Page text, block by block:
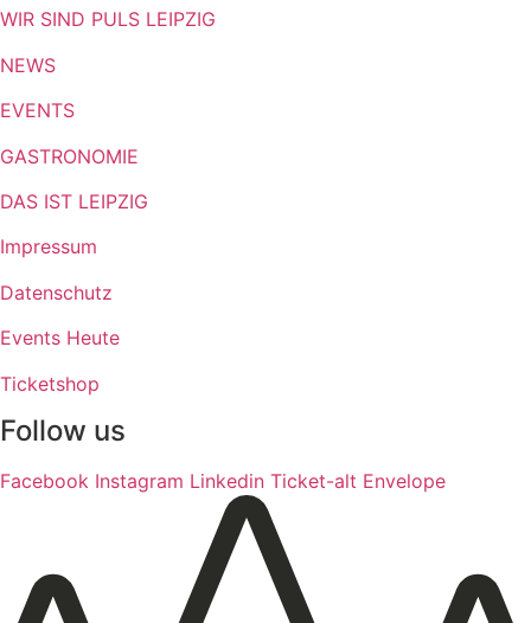
WIR SIND PULS LEIPZIG
NEWS
EVENTS
GASTRONOMIE
DAS IST LEIPZIG
Impressum
Datenschutz
Events Heute
Ticketshop
Follow us
Facebook Instagram Linkedin Ticket-alt Envelope